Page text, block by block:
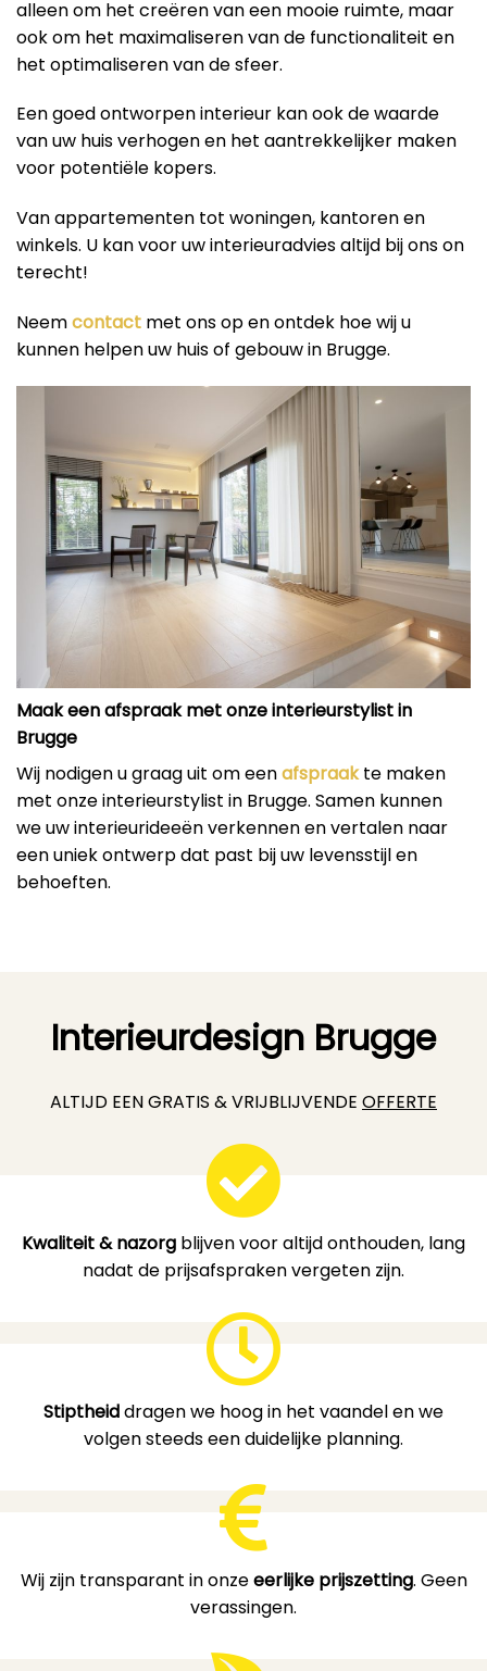
alleen om het creëren van een mooie ruimte, maar
ook om het maximaliseren van de functionaliteit en
het optimaliseren van de sfeer.
Een goed ontworpen interieur kan ook de waarde
van uw huis verhogen en het aantrekkelijker maken
voor potentiële kopers.
Van appartementen tot woningen, kantoren en
winkels. U kan voor uw interieuradvies altijd bij ons on
terecht!
Neemcontact met ons op en ontdek hoe wij u
kunnen helpen uw huis of gebouw in Brugge.
Maak een afspraak met onze interieurstylist in
Brugge
Wij nodigen u graag uit om eenafspraakte maken
met onze interieurstylist in Brugge. Samen kunnen
we uw interieurideeën verkennen en vertalen naar
een uniek ontwerp dat past bij uw levensstijl en
behoeften.
Interieurdesign Brugge
ALTIJD EEN GRATIS & VRIJBLIJVENDE OFFERTE
Kwaliteit & nazorg blijven voor altijd onthouden, lang
nadat de prijsafspraken vergeten zijn.
Stiptheiddragen we hoog in het vaandel en we
volgen steeds een duidelijke planning.
Wij zijn transparant in onzeeerlijke prijszetting. Geen
verassingen.